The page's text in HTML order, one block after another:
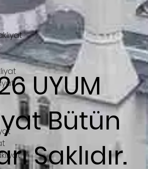
UYUM
Bütün
Saklıdır.